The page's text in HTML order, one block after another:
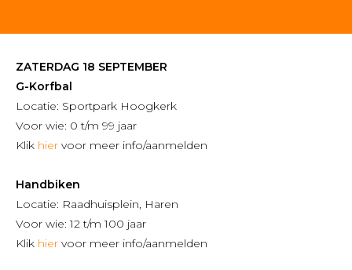
ZATERDAG 18 SEPTEMBER
G-Korfbal
Locatie: Sportpark Hoogkerk
Voor wie: 0 t/m 99 jaar
Klik hier voor meer info/aanmelden
Handbiken
Locatie: Raadhuisplein, Haren
Voor wie: 12 t/m 100 jaar
Klik hier voor meer info/aanmelden